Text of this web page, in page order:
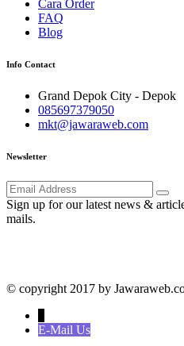
Cara Order
FAQ
Blog
Info Contact
Grand Depok City - Depok
085697379050
mkt@jawaraweb.com
Newsletter
Sign up for our latest news &
mails.
© copyright 2017 by
E-Mail Us